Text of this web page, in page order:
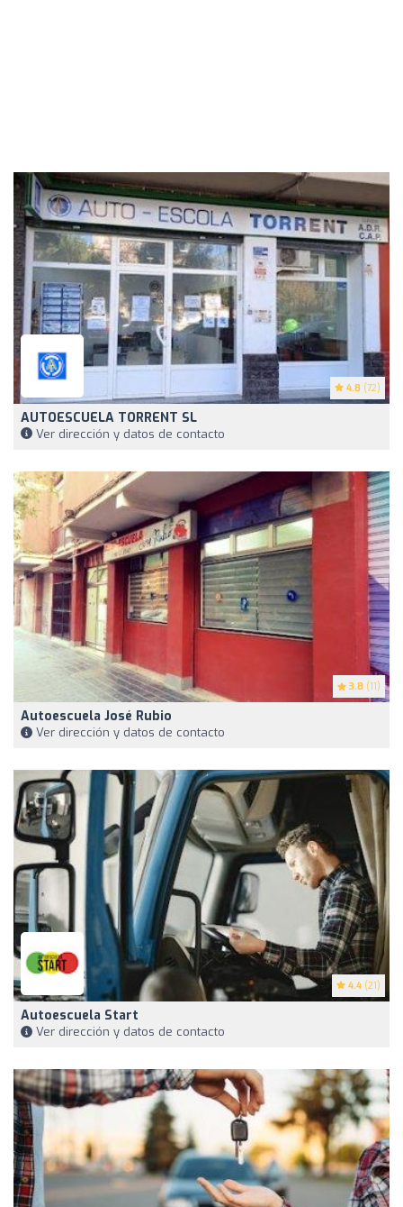
4.8 (72)
AUTOESCUELA TORRENT SL
Ver dirección y datos de contacto
3.8 (11)
Autoescuela José Rubio
Ver dirección y datos de contacto
4.4 (21)
Autoescuela Start
Ver dirección y datos de contacto